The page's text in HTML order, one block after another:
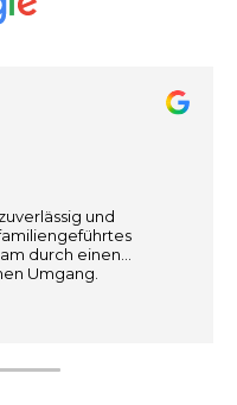
und
durch einen
Umgang.
sehr gute